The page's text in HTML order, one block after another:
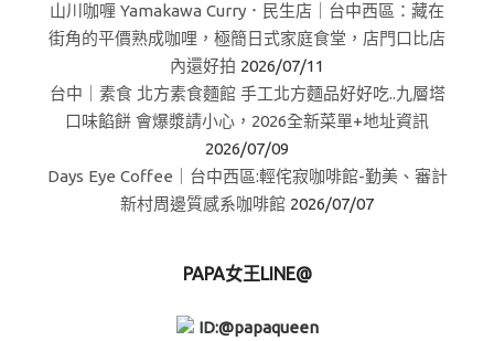
山川咖喱 Yamakawa Curry．民生店｜台中西區：藏在
街角的平價熟成咖哩，極簡日式家庭食堂，店門口比店
內還好拍 2026/07/11
台中｜素食 北方素食麵館 手工北方麵品好好吃..九層塔
口味餡餅 會爆漿請小心，2026全新菜單+地址資訊
2026/07/09
Days Eye Coffee｜台中西區:輕侘寂咖啡館-勤美、審計
新村周邊質感系咖啡館 2026/07/07
PAPA女王LINE@
ID:@papaqueen